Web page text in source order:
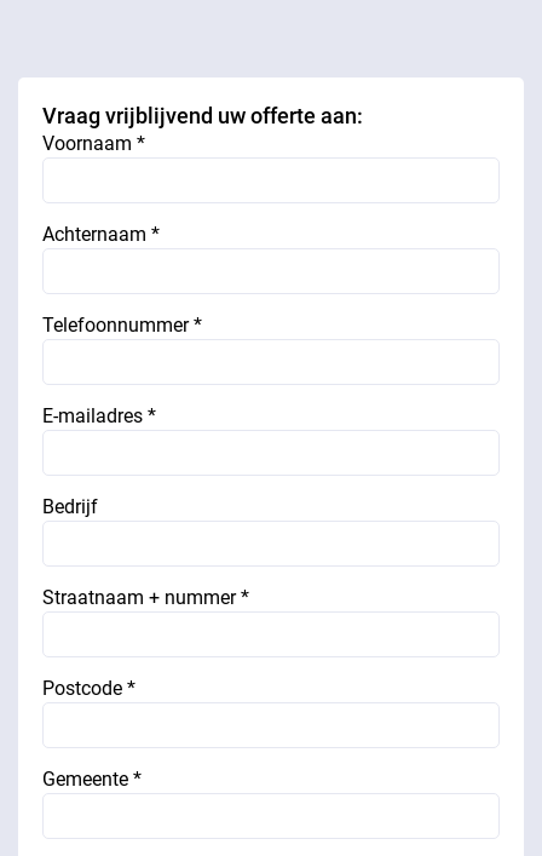
Vraag vrijblijvend uw offerte aan:
Voornaam *
Achternaam *
Telefoonnummer *
E-mailadres *
Bedrijf
Straatnaam + nummer *
Postcode *
Gemeente *